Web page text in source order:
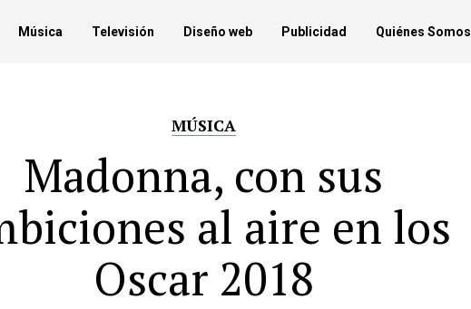
Música Televisión Diseño web Publicidad Quiénes Somos
MÚSICA
Madonna, con sus
al aire en los
Oscar 2018